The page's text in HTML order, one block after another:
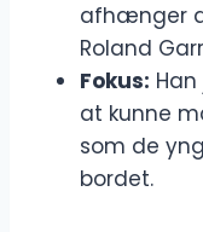
afhænger
Roland
Fokus:
at kunne
som de
bordet.